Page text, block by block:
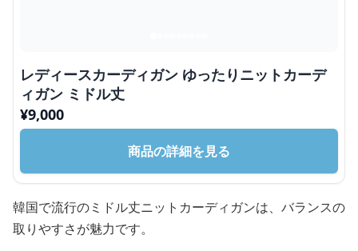
レディースカーディガン ゆったりニットカーデ
ィガン ミドル丈
¥9,000
商品の詳細を見る
韓国で流行のミドル丈ニットカーディガンは、バランスの
取りやすさが魅力です。